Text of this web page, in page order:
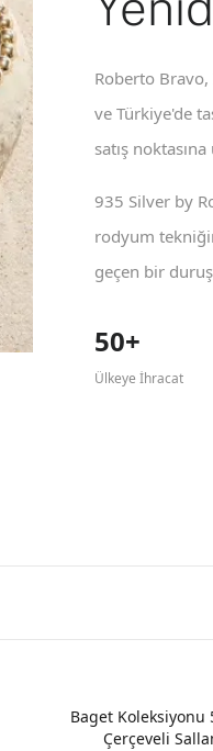
Roberto
ve Türkiye'de
satış noktasına
935 Silver by
rodyum
geçen bir
50+
Ülkeye İhracat
Baget Koleksiyonu
Çerçeveli